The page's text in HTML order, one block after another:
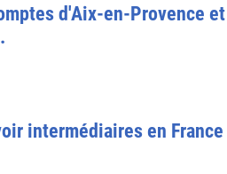
d'Aix-en-Provence
intermédiaires en